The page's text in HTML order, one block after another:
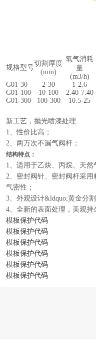
规格型号
切割厚度
(mm)
氧气消耗
量
(m3/h)
G01-30
2-30 1-2.6
G01-100
10-100 2.40-7.40
G01-300
100-300 10.5-25
新工艺，抛光喷漆处理
1、性价比高；
2、两万次不漏气阀杆；
结构特点：
1、适用于乙炔、丙烷、天然
2、密封阀针、密封阀杆采
气密性；
3、外观设计&ldquo;黄金分
4、全新的表面处理，美观持
模板保护代码
模板保护代码
模板保护代码
模板保护代码
模板保护代码
模板保护代码